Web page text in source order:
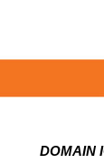
DOMAIN